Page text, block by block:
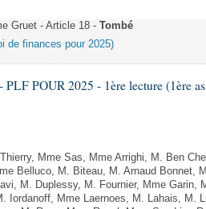
Gruet - Article 18 - Tombé
de finances pour 2025)
PLF POUR 2025 - 1ère lecture (1ère
Mme Sas, Mme Arrighi, M. Ben
Belluco, M. Biteau, M. Arnaud Bonnet,
M. Duplessy, M. Fournier, Mme Garin,
Iordanoff, Mme Laernoes, M. Lahais, M.